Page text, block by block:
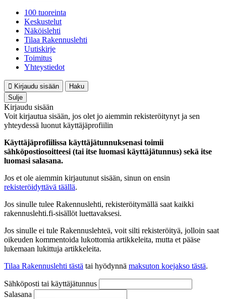
100 tuoreinta
Keskustelut
Näköislehti
Tilaa Rakennuslehti
Uutiskirje
Toimitus
Yhteystiedot
Kirjaudu sisään
Haku
Sulje
Kirjaudu sisään
Voit kirjautua sisään, jos olet jo aiemmin rekisteröitynyt ja sen
yhteydessä luonut käyttäjäprofiilin
Käyttäjäprofiilissa käyttäjätunnuksenasi toimii
sähköpostiosoitteesi (tai itse luomasi käyttäjätunnus) sekä itse
luomasi salasana.
Jos et ole aiemmin kirjautunut sisään, sinun on ensin
rekisteröidyttävä täällä.
Jos sinulle tulee Rakennuslehti, rekisteröitymällä saat kaikki
rakennuslehti.fi-sisällöt luettavaksesi.
Jos sinulle ei tule Rakennuslehteä, voit silti rekisteröityä, jolloin saat
oikeuden kommentoida lukottomia artikkeleita, mutta et pääse
lukemaan lukittuja artikkeleita.
Tilaa Rakennuslehti tästä tai hyödynnä maksuton koejakso tästä.
Sähköposti tai käyttäjätunnus
Salasana